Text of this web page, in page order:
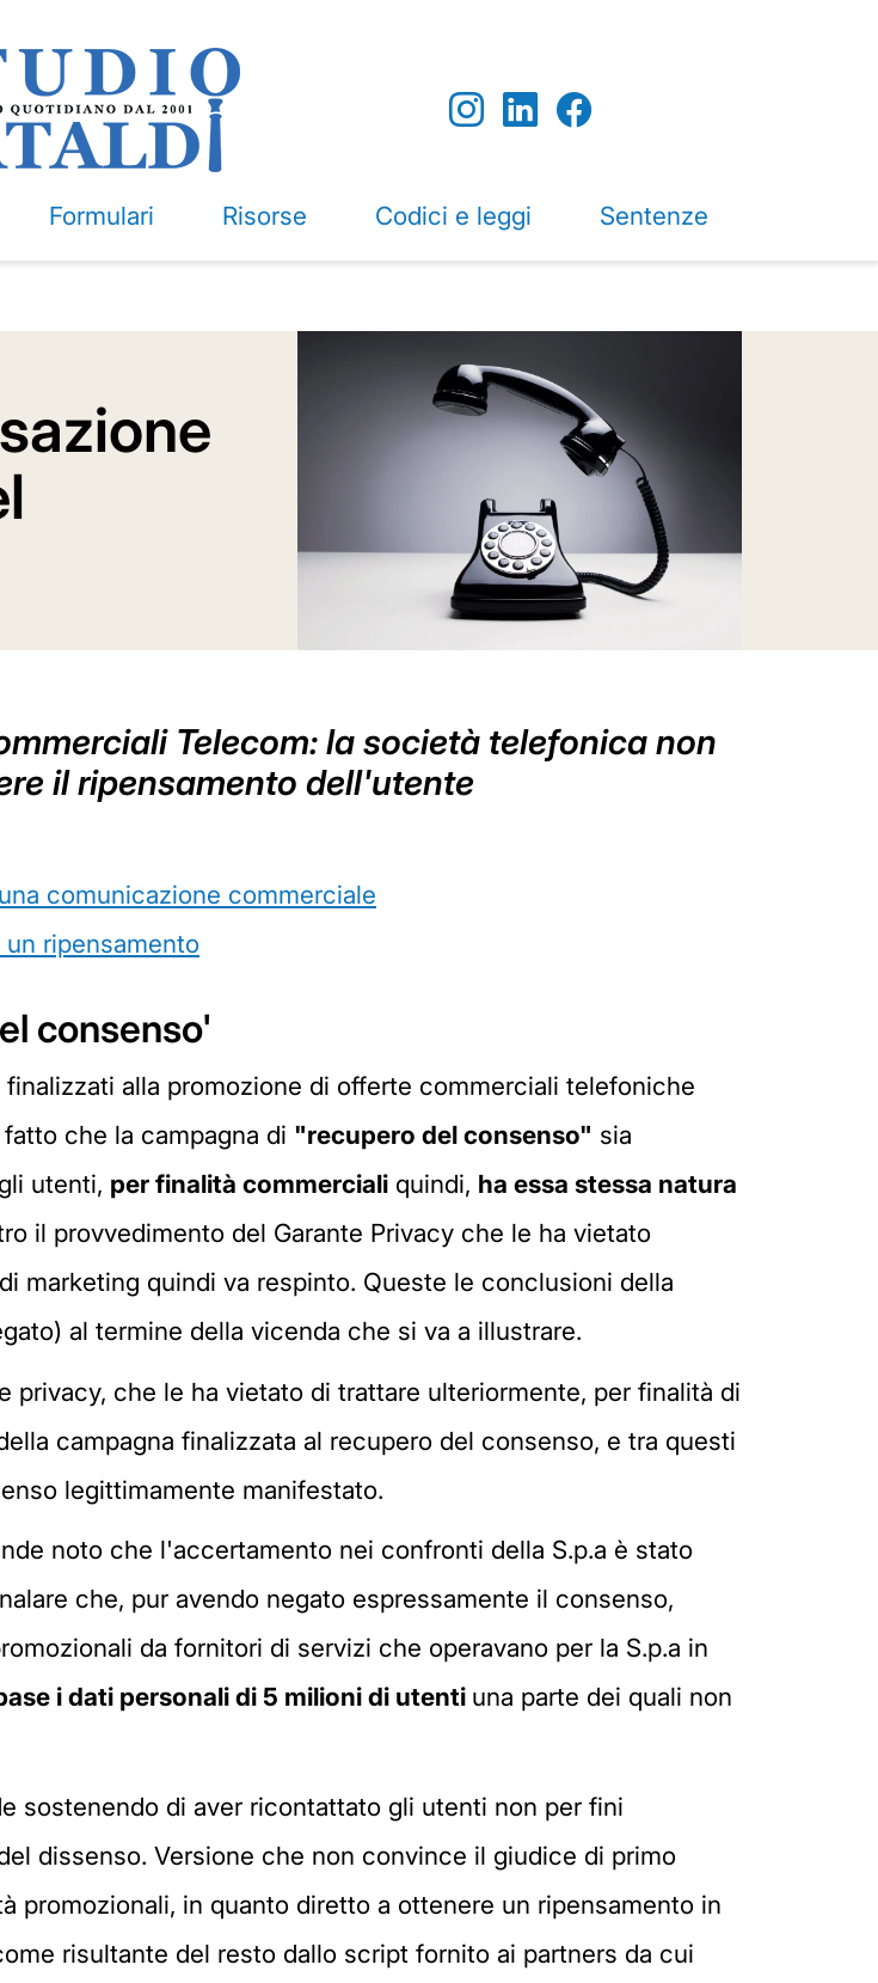
Formulari Risorse Codici e leggi Sentenze
Telecom: la società telefonica non
il ripensamento dell'utente
comunicazione commerciale
ripensamento
consenso'
alla promozione di offerte commerciali telefoniche
che la campagna di "recupero del consenso" sia
utenti, per finalità commerciali quindi, ha essa stessa natura
il provvedimento del Garante Privacy che le ha vietato
marketing quindi va respinto. Queste le conclusioni della
al termine della vicenda che si va a illustrare.
privacy, che le ha vietato di trattare ulteriormente, per finalità di
campagna finalizzata al recupero del consenso, e tra questi
legittimamente manifestato.
noto che l'accertamento nei confronti della S.p.a è stato
che, pur avendo negato espressamente il consenso,
da fornitori di servizi che operavano per la S.p.a in
i dati personali di 5 milioni di utenti una parte dei quali non
sostenendo di aver ricontattato gli utenti non per fini
dissenso. Versione che non convince il giudice di primo
promozionali, in quanto diretto a ottenere un ripensamento in
risultante del resto dallo script fornito ai partners da cui